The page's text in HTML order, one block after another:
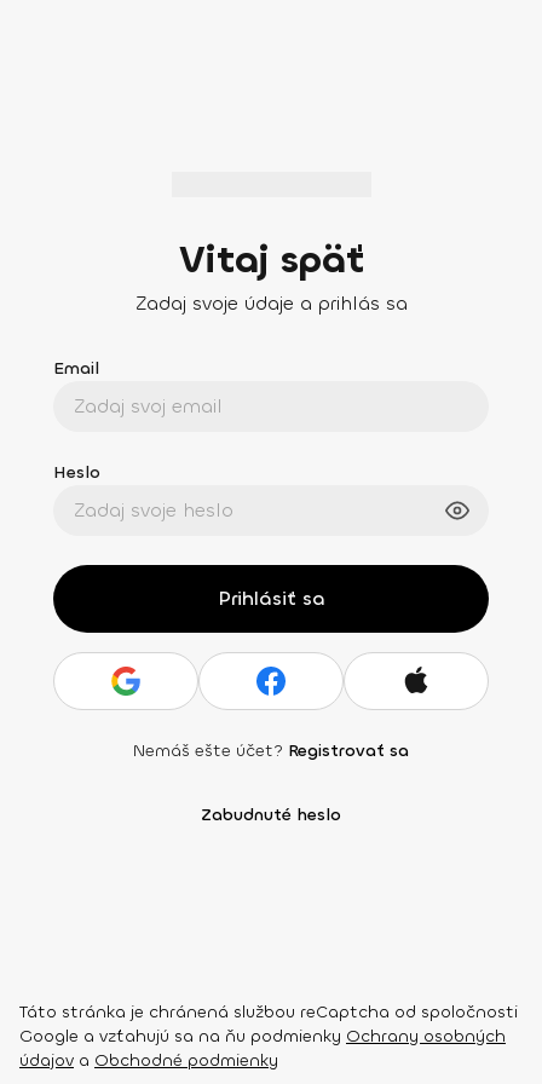
Vitaj späť
Zadaj svoje údaje a prihlás sa
Email
Heslo
Prihlásiť sa
Nemáš ešte účet? Registrovať sa
Zabudnuté heslo
Táto stránka je chránená službou reCaptcha od spoločnosti
Google a vzťahujú sa na ňu podmienky Ochrany osobných
údajov a Obchodné podmienky